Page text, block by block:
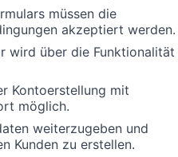
müssen die
akzeptiert werden.
wird über die Funktionalität
Kontoerstellung mit
möglich.
weiterzugeben und
Kunden zu erstellen.